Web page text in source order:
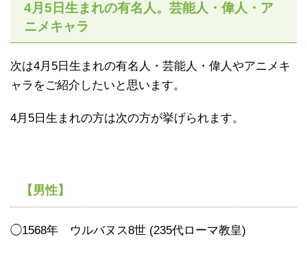
4月5日生まれの有名人。芸能人・偉人・ア
ニメキャラ
次は4月5日生まれの有名人・芸能人・偉人やアニメキ
ャラをご紹介したいと思います。
4月5日生まれの方は次の方が挙げられます。
【男性】
◯1568年 ウルバヌス8世 (235代ローマ教皇)